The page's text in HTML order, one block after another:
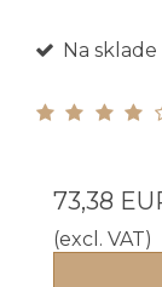
Na sklade
73,38
(excl. VAT)